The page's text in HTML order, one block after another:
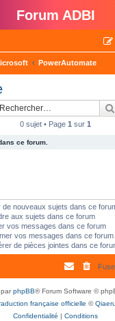
Forum ADBI
PowerAutomate
0 sujet • Page 1 sur 1
ce forum.
de nouveaux sujets dans ce
aux sujets dans ce forum
vos messages dans ce forum
vos messages dans ce forum
de pièces jointes dans ce
parphpBB® Forum Software ©
française officielle ©Qiaeru
Confidentialité | Conditions